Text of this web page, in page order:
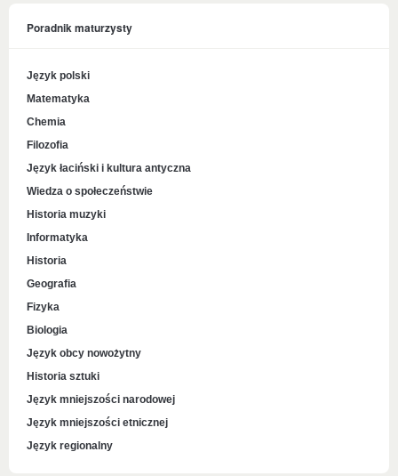
Poradnik maturzysty
Język polski
Matematyka
Chemia
Filozofia
Język łaciński i kultura antyczna
Wiedza o społeczeństwie
Historia muzyki
Informatyka
Historia
Geografia
Fizyka
Biologia
Język obcy nowożytny
Historia sztuki
Język mniejszości narodowej
Język mniejszości etnicznej
Język regionalny